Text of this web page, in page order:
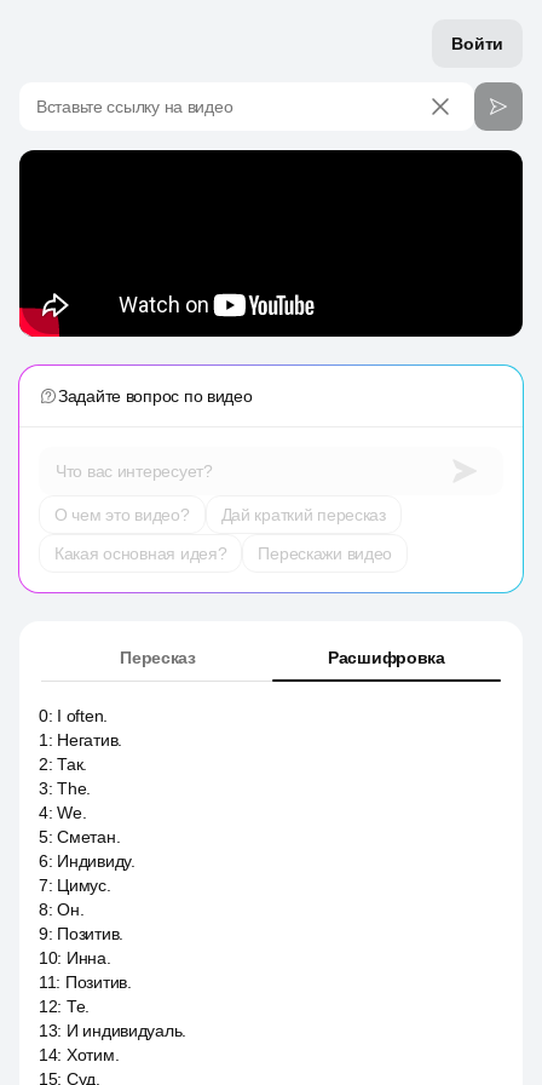
Войти
Вставьте ссылку на видео
Задайте вопрос по видео
Что вас интересует?
О чем это видео?
Дай краткий пересказ
Какая основная идея?
Перескажи видео
Пересказ Расшифровка
0: I often.
1 : Негатив.
2:Так.
3:The.
4:We.
5:Сметан.
6: Индивиду.
7: Цимус.
8:Он.
9: Позитив.
10: Инна.
11: Позитив.
12: Те.
13: И индивидуаль.
14: Хотим.
15: Суд.